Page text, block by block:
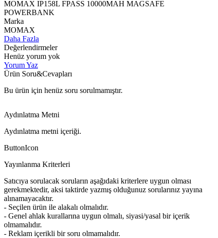
MOMAX IP158L FPASS 10000MAH MAGSAFE
POWERBANK
Marka
MOMAX
Daha Fazla
Değerlendirmeler
Henüz yorum yok
Yorum Yaz
Ürün Soru&Cevapları
Bu ürün için henüz soru sorulmamıştır.
Aydınlatma Metni
Aydınlatma metni içeriği.
ButtonIcon
Yayınlanma Kriterleri
Satıcıya sorulacak soruların aşağıdaki kriterlere uygun olması
gerekmektedir, aksi taktirde yazmış olduğunuz sorularınız yayına
alınamayacaktır.
- Seçilen ürün ile alakalı olmalıdır.
- Genel ahlak kurallarına uygun olmalı, siyasi/yasal bir içerik
olmamalıdır.
- Reklam içerikli bir soru olmamalıdır.